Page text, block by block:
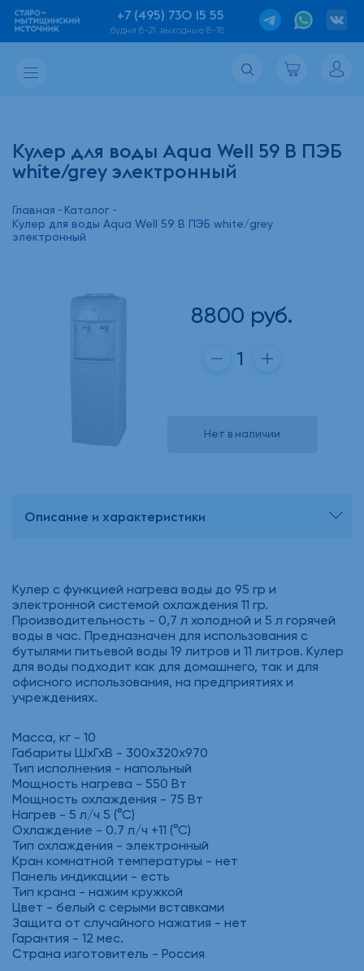
+7 (495) 730 15 55
будни 8-21, выходные 8-18
Кулер для воды Aqua Well 59 В ПЭБ
white/grey электронный
Главная
Каталог
Кулер для воды Aqua Well 59 В ПЭБ white/grey
электронный
8800 руб.
Нет в наличии
Описание и характеристики
Кулер с функцией нагрева воды до 95 гр и
электронной системой охлаждения 11 гр.
Производительность - 0,7 л холодной и 5 л горячей
воды в час. Предназначен для использования с
бутылями питьевой воды 19 литров и 11 литров. Кулер
для воды подходит как для домашнего, так и для
офисного использования, на предприятиях и
учреждениях.
Масса, кг - 10
Габариты ШхГхВ - 300x320x970
Тип исполнения - напольный
Мощность нагрева - 550 Вт
Мощность охлаждения - 75 Вт
Нагрев - 5 л/ч 5 (°С)
Охлаждение - 0.7 л/ч +11 (°С)
Тип охлаждения - электронный
Кран комнатной температуры - нет
Панель индикации - есть
Тип крана - нажим кружкой
Цвет - белый с серыми вставками
Защита от случайного нажатия - нет
Гарантия - 12 мес.
Страна изготовитель - Россия